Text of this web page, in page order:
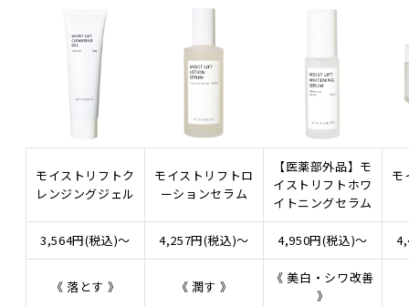
モイストリフトク
レンジングジェル
モイストリフトロ
ーションセラム
【医薬部外品】モ
イストリフトホワ
イトニングセラム
モ
3,564円(税込)～ 4,257円(税込)～ 4,950円(税込)～
《 落とす 》 《 潤す 》
《 美白・シワ改善
》